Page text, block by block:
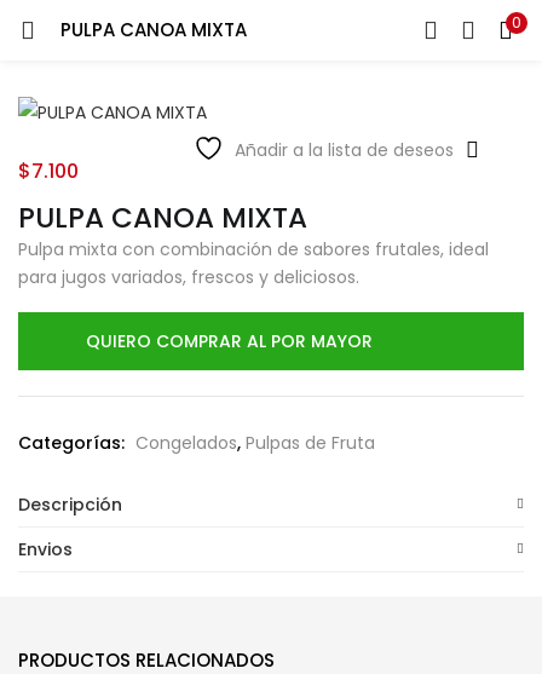
PULPA CANOA MIXTA 0
Añadir a la lista de deseos
PULPA CANOA MIXTA
$7.100
Pulpa mixta con combinación de sabores frutales, ideal
para jugos variados, frescos y deliciosos.
QUIERO COMPRAR AL POR MAYOR
Categorías: Congelados, Pulpas de Fruta
Descripción
Envios
PRODUCTOS RELACIONADOS
LOGIN
Ingresa tu correo y contraseña para iniciar sesión.
Recuérdame
Login
Lost password?